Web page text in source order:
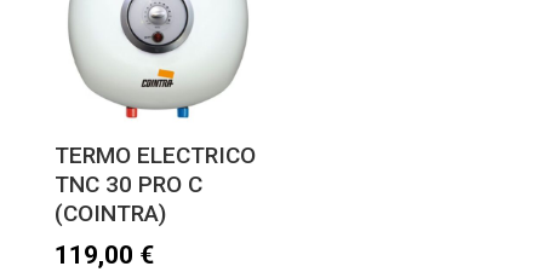
TERMO ELECTRICO
TNC 30 PRO C
(COINTRA)
119,00 €